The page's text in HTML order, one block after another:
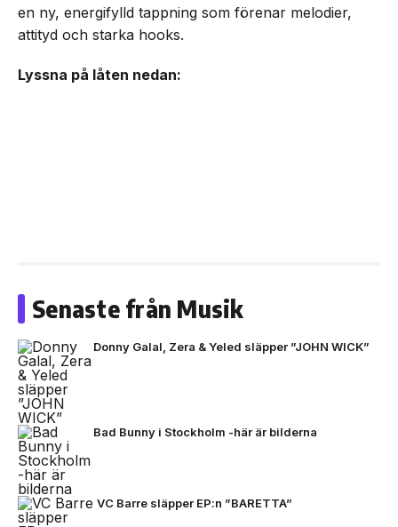
en ny, energifylld tappning som förenar melodier,
attityd och starka hooks.
Lyssna på låten nedan:
Senaste från Musik
Donny Galal, Zera & Yeled släpper ”JOHN WICK”
Bad Bunny i Stockholm -här är bilderna
VC Barre släpper EP:n ”BARETTA”